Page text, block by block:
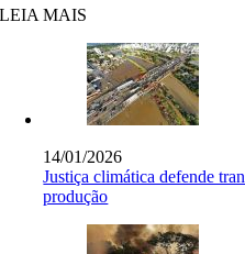
LEIA MAIS
14/01/2026
Justiça climática defende
produção